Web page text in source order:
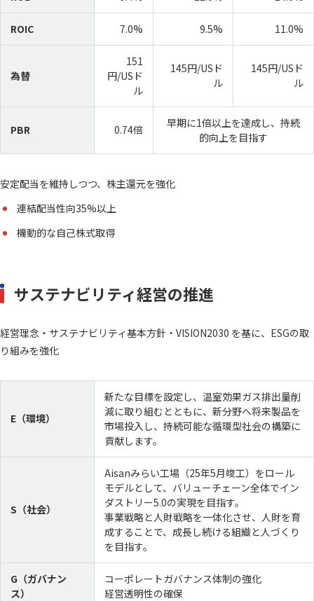
ROIC 7.0% 9.5% 11.0%
為替
151
円/USド
ル
145円/USド
ル
145円/USド
ル
PBR 0.74倍
早期に1倍以上を達成し、持続
的向上を目指す
安定配当を維持しつつ、株主還元を強化
連結配当性向35%以上
機動的な自己株式取得
サステナビリティ経営の推進
経営理念・サステナビリティ基本方針・VISION2030 を基に、ESGの取
り組みを強化
E（環境）
新たな目標を設定し、温室効果ガス排出量削
減に取り組むとともに、新分野へ将来製品を
市場投入し、持続可能な循環型社会の構築に
貢献します。
S（社会）
Aisanみらい工場（25年5月竣工）をロール
モデルとして、バリューチェーン全体でイン
ダストリー5.0の実現を目指す。
事業戦略と人財戦略を一体化させ、人財を育
成することで、成長し続ける組織と人づくり
を目指す。
G（ガバナン
ス）
コーポレートガバナンス体制の強化
経営透明性の確保